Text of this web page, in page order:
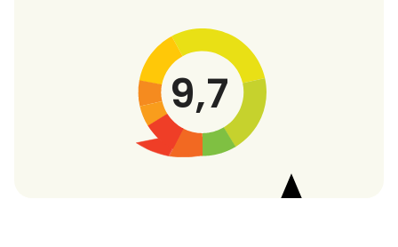
9,7